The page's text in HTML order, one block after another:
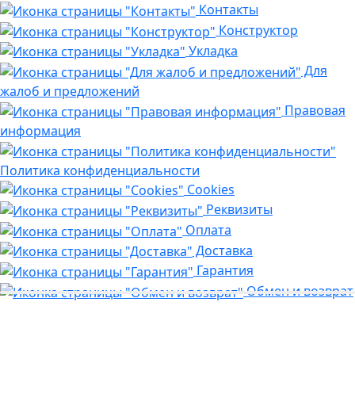
Контакты
Конструктор
Укладка
Для
жалоб и предложений
Правовая
информация
Политика конфиденциальности
Cookies
Реквизиты
Оплата
Доставка
Гарантия
Обмен и возврат